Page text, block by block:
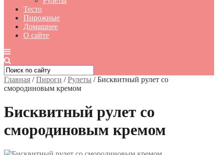
Тесто
Пирожные
Домашнее
О сайте
Главная /Пироги /Рулеты /Бисквитный рулет со
смородиновым кремом
Бисквитный рулет со
смородиновым кремом